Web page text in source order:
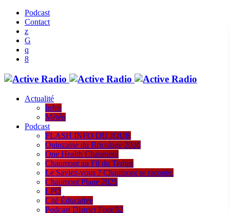
Podcast
Contact
Actualité
Infos
Météo
Podcast
FLASH INFO DU JOUR
Quinzaine du Bricolage 2026
One Health Chaumont
Chaumont au Fil du Temps
Le Saviez-vous ? Chaumont se raconte.
Chaumont Plage 2025
LPO
Cité Éducative
Podcast District Foot 52